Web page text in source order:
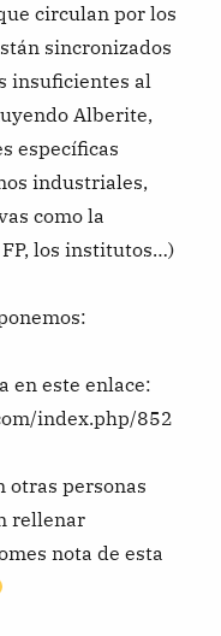
circulan por los
sincronizados
insuficientes al
Alberite,
específicas
industriales,
como la
los institutos…)
en este enlace:
index.php/852
otras personas
rellenar
nota de esta